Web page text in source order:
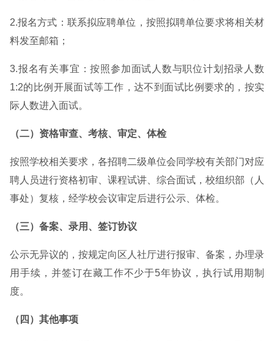
2.报名方式：联系拟应聘单位，按照拟聘单位要求将相关材
料发至邮箱；
3.报名有关事宜：按照参加面试人数与职位计划招录人数
1:2的比例开展面试等工作，达不到面试比例要求的，按实
际人数进入面试。
（二）资格审查、考核、审定、体检
按照学校相关要求，各招聘二级单位会同学校有关部门对应
聘人员进行资格初审、课程试讲、综合面试，校组织部（人
事处）复核，经学校会议审定后进行公示、体检。
（三）备案、录用、签订协议
公示无异议的，按规定向区人社厅进行报审、备案，办理录
用手续，并签订在藏工作不少于5年协议，执行试用期制
度。
（四）其他事项